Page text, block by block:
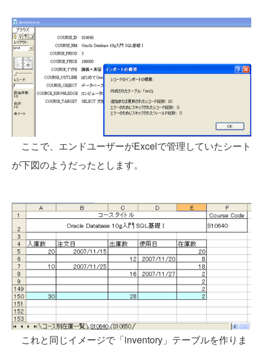
ここで、エンドユーザーがExcelで管理していたシート
が下図のようだったとします。
これと同じイメージで「inventory」テーブルを作りま